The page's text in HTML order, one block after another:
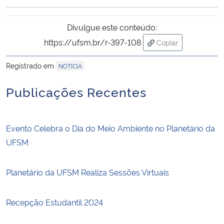
Ministério da Cidadania
Ministério de Minas e Energia
Ministério da Ciência, Tecnologia, Inovações e Comunicações
Ministério do Turismo
Divulgue este conteúdo:
https://ufsm.br/r-397-108
Copiar
para área de
Registrado em
NOTICIA
Publicações Recentes
Evento Celebra o Dia do Meio Ambiente no Planetário da
UFSM
Planetário da UFSM Realiza Sessões Virtuais
Recepção Estudantil 2024